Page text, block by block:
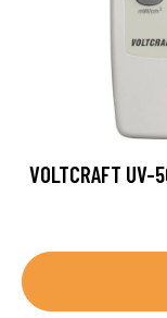
VOLTCRAFT UV-